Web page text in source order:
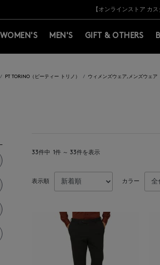
新規登録のお客様も対象！＜MY BARNEYS＞会員の
【夏季休業
【オンラインストア カ
【夏季休業に伴
熊本県を中心
【開催
新規登録のお客様も対象！＜MY BARNEYS＞会員の
【夏季休業
WOMEN'S MEN'S GIFT & OTHERS
PT TORINO（ピーティー トリノ） ウィメンズウェア,メンズウェア
33件中 1件 ～ 33件を表示
表示順 カラー